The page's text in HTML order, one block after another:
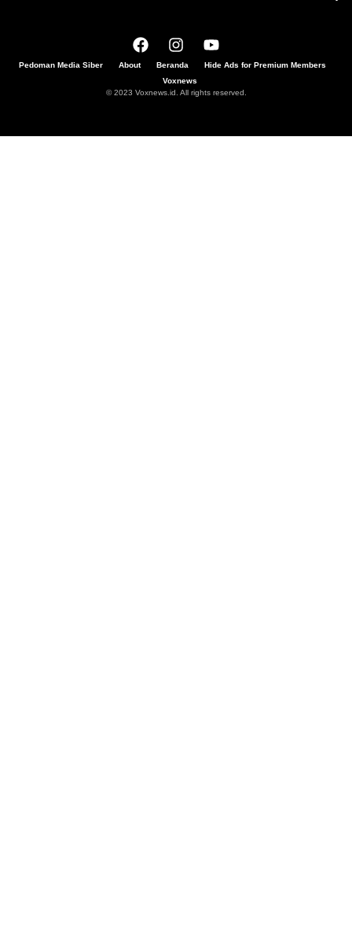
Pedoman Media Siber About Beranda
Hide Ads for Premium Members
Voxnews
© 2023 Voxnews.id. All rights reserved.